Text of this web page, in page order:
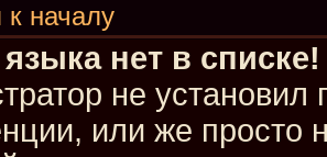
к началу
нет в списке!
не
или же просто